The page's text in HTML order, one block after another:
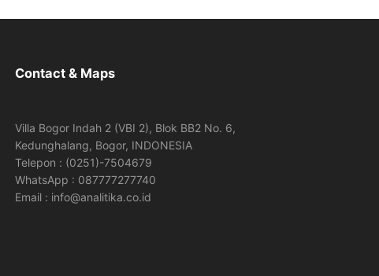
Contact & Maps
Villa Bogor Indah 2 (VBI 2), Blok BB2 No. 6,
Kedunghalang, Bogor, INDONESIA
Telepon : (0251)-7504679
WhatsApp : 087777277740
Email : info@analitika.co.id